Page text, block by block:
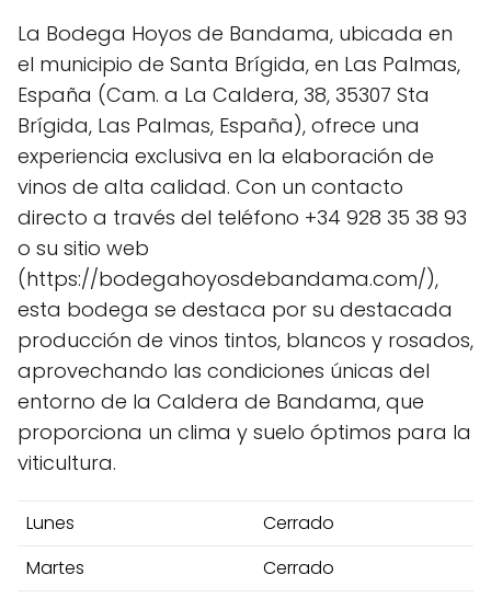
La Bodega Hoyos de Bandama, ubicada en
el municipio de Santa Brígida, en Las Palmas,
España (Cam. a La Caldera, 38, 35307 Sta
Brígida, Las Palmas, España), ofrece una
experiencia exclusiva en la elaboración de
vinos de alta calidad. Con un contacto
directo a través del teléfono +34 928 35 38 93
o su sitio web
(https://bodegahoyosdebandama.com/),
esta bodega se destaca por su destacada
producción de vinos tintos, blancos y rosados,
aprovechando las condiciones únicas del
entorno de la Caldera de Bandama, que
proporciona un clima y suelo óptimos para la
viticultura.
Lunes
Cerrado
Martes
Cerrado